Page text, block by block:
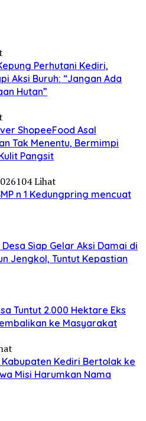
Perhutani Kediri,
Aksi Buruh: “Jangan Ada
Hutan”
ShopeeFood Asal
Tak Menentu, Bermimpi
Pangsit
104 Lihat
n 1 Kedungpring mencuat
Siap Gelar Aksi Damai di
Jengkol, Tuntut Kepastian
Tuntut 2.000 Hektare Eks
ke Masyarakat
Kediri Bertolak ke
Misi Harumkan Nama